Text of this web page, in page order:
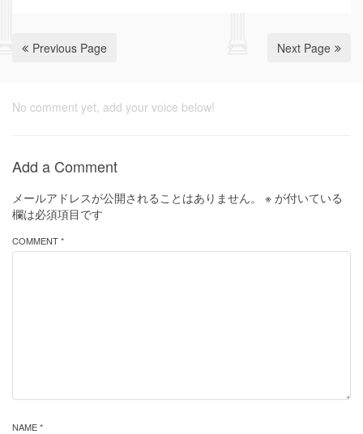
Previous Page Next Page
No comment yet, add your voice below!
Add a Comment
メールアドレスが公開されることはありません。 ※ が付いている
欄は必須項目です
COMMENT *
NAME *